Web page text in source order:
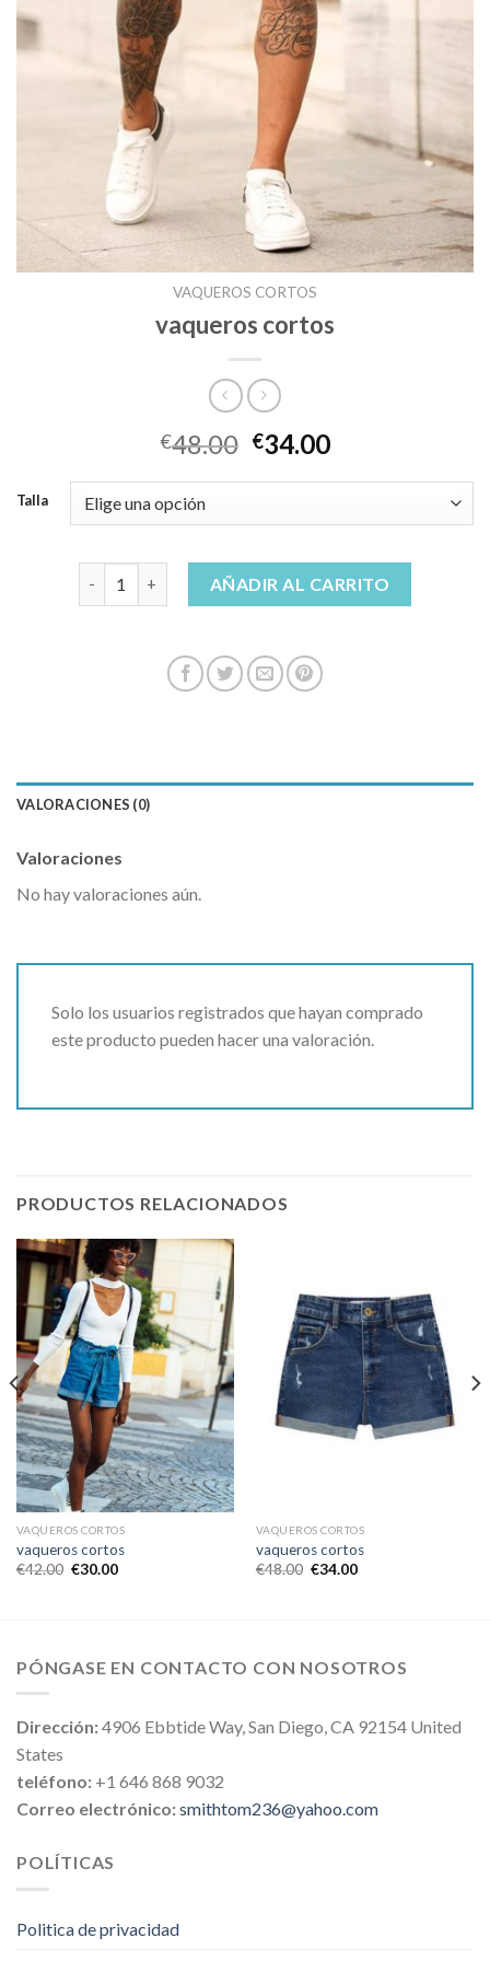
VAQUEROS CORTOS
vaqueros cortos
€48.00 €34.00
Talla
vaqueros cortos cantidadAÑADIR AL CARRITO
VALORACIONES (0)
Valoraciones
No hay valoraciones aún.
Solo los usuarios registrados que hayan comprado
este producto pueden hacer una valoración.
PRODUCTOS RELACIONADOS
VAQUEROS CORTOS
vaqueros cortos
€42.00 €30.00
VAQUEROS CORTOS
vaqueros cortos
€48.00 €34.00
PÓNGASE EN CONTACTO CON NOSOTROS
Dirección:4906 Ebbtide Way, San Diego, CA 92154 United
States
teléfono: +1 646 868 9032
Correo electrónico:smithtom236@yahoo.com
POLÍTICAS
Politica de privacidad